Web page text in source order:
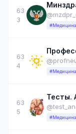
63
3
#Медицина
63
4
#Медицина
63
5
Тесты.
#Медицина